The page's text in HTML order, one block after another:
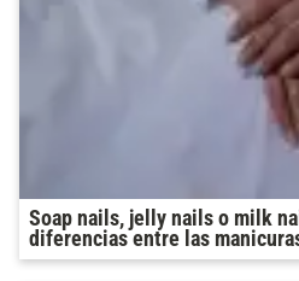
Soap nails, jelly nails o milk
diferencias entre las